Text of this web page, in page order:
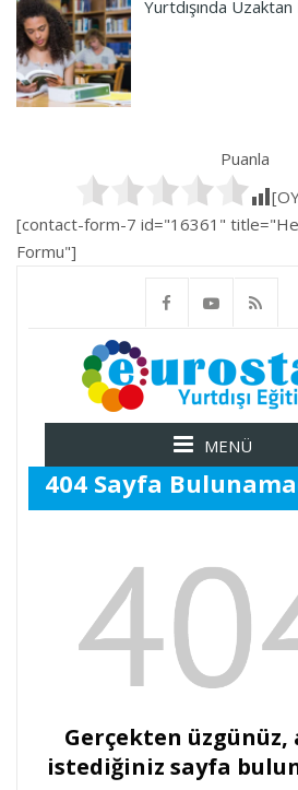
Yurtdışında
Puanla
[contact-form-7 id="16361"
Formu"]